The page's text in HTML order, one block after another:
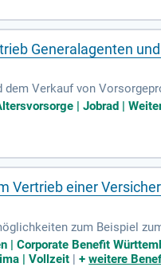
sowie Erfahrung im
Generalagenten
Verkauf von
| Jobrad |
Vertrieb einer
zum Beispiel
Corporate Benefit
| Vollzeit |+weitere